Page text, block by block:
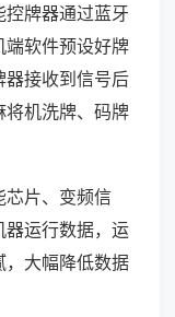
牌器通过蓝牙
端软件预设好牌
器接收到信号后
将机洗牌、码牌
芯片、变频信
器运行数据，运
，大幅降低数据